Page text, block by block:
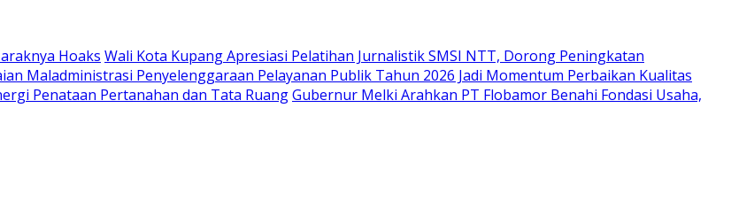
Hoaks Wali Kota Kupang Apresiasi Pelatihan Jurnalistik SMSI NTT, Dorong Peningkatan
Maladministrasi Penyelenggaraan Pelayanan Publik Tahun 2026 Jadi Momentum Perbaikan Kualitas
Penataan Pertanahan dan Tata RuangGubernur Melki Arahkan PT Flobamor Benahi Fondasi Usaha,